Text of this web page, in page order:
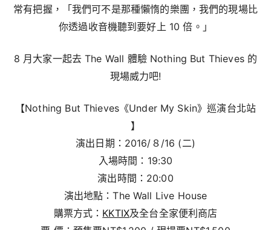
常有把握，「我們可不是那種懶惰的樂團，我們的現場比
你透過收音機聽到要好上 10 倍。」
8 月大家一起去 The Wall 體驗 Nothing But Thieves 的
現場威力吧!
【Nothing But Thieves《Under My Skin》巡演台北站
】
演出日期：2016/８/16 (二)
入場時間：19:30
演出時間：20:00
演出地點：The Wall Live House
購票方式： KKTIX及全台全家便利商店